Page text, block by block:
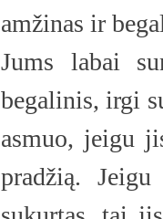
amžinas ir
Jums labai
begalinis, irgi
asmuo, jeigu
pradžią.